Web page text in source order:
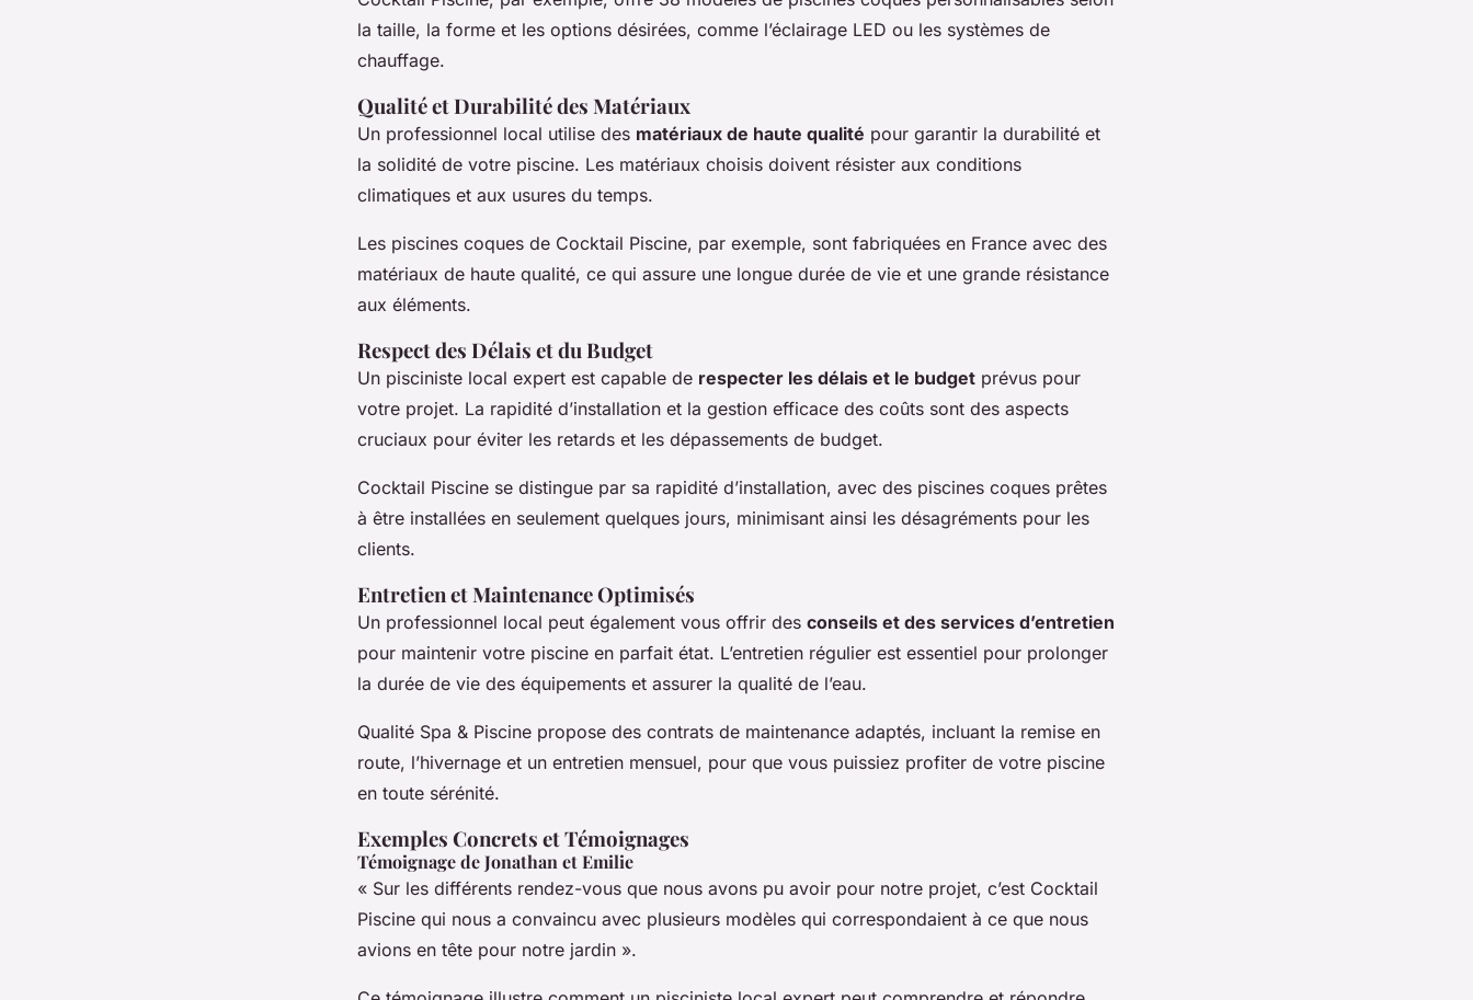
la taille, la forme et les options désirées, comme l’éclairage LED ou les systèmes de
chauffage.
Qualité et Durabilité des Matériaux
Un professionnel local utilise des matériaux de haute qualité pour garantir la durabilité et
la solidité de votre piscine. Les matériaux choisis doivent résister aux conditions
climatiques et aux usures du temps.
Les piscines coques de Cocktail Piscine, par exemple, sont fabriquées en France avec des
matériaux de haute qualité, ce qui assure une longue durée de vie et une grande résistance
aux éléments.
Respect des Délais et du Budget
Un pisciniste local expert est capable de respecter les délais et le budget prévus pour
votre projet. La rapidité d’installation et la gestion efficace des coûts sont des aspects
cruciaux pour éviter les retards et les dépassements de budget.
Cocktail Piscine se distingue par sa rapidité d’installation, avec des piscines coques prêtes
à être installées en seulement quelques jours, minimisant ainsi les désagréments pour les
clients.
Entretien et Maintenance Optimisés
Un professionnel local peut également vous offrir des conseils et des services d’entretien
pour maintenir votre piscine en parfait état. L’entretien régulier est essentiel pour prolonger
la durée de vie des équipements et assurer la qualité de l’eau.
Qualité Spa & Piscine propose des contrats de maintenance adaptés, incluant la remise en
route, l’hivernage et un entretien mensuel, pour que vous puissiez profiter de votre piscine
en toute sérénité.
Exemples Concrets et Témoignages
Témoignage de Jonathan et Emilie
« Sur les différents rendez-vous que nous avons pu avoir pour notre projet, c’est Cocktail
Piscine qui nous a convaincu avec plusieurs modèles qui correspondaient à ce que nous
avions en tête pour notre jardin ».